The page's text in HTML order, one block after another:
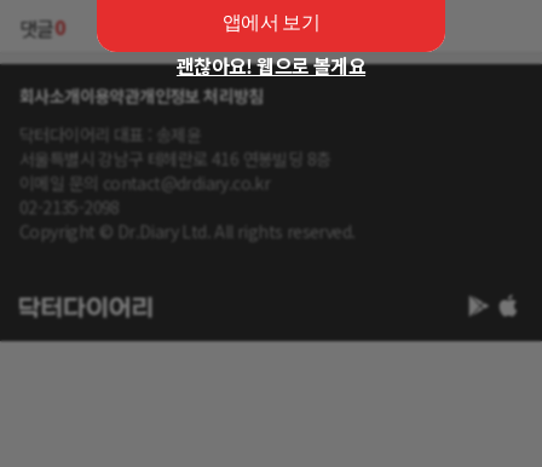
댓글0
회사소개이용약관개인정보 처리방침
닥터다이어리 대표 : 송제윤
서울특별시 강남구 테헤란로 416 연봉빌딩 8층
이메일 문의 contact@drdiary.co.kr
02-2135-2098
Copyright © Dr.Diary Ltd. All rights reserved.
앱에서 보기
괜찮아요! 웹으로 볼게요